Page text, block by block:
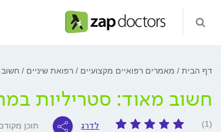
דף הבית מאמרים רפואיים מקצועיים רפואת שיניים
חשוב מאוד: סטריליות
(1) לדרג תוכן